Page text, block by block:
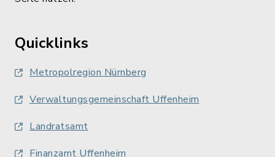
Quicklinks
Metropolregion Nürnberg
Verwaltungsgemeinschaft Uffenheim
Landratsamt
Finanzamt Uffenheim